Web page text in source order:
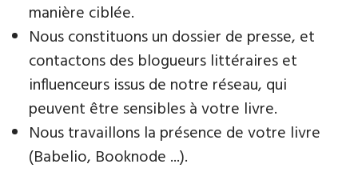
manière ciblée.
Nous constituons un dossier de presse, et
contactons des blogueurs littéraires et
influenceurs issus de notre réseau, qui
peuvent être sensibles à votre livre.
Nous travaillons la présence de votre livre
(Babelio, Booknode ...).